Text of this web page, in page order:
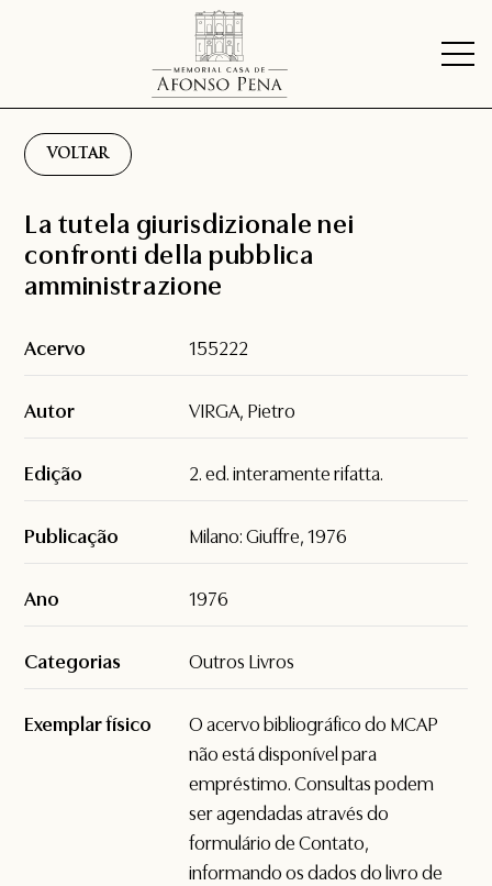
VOLTAR
La tutela giurisdizionale nei
confronti della pubblica
amministrazione
Acervo 155222
Autor VIRGA, Pietro
Edição 2. ed. interamente rifatta.
Publicação Milano: Giuffre, 1976
Ano 1976
Categorias Outros Livros
Exemplar físico
O acervo bibliográfico do MCAP
não está disponível para
empréstimo. Consultas podem
ser agendadas através do
formulário deContato,
informando os dados do livro de